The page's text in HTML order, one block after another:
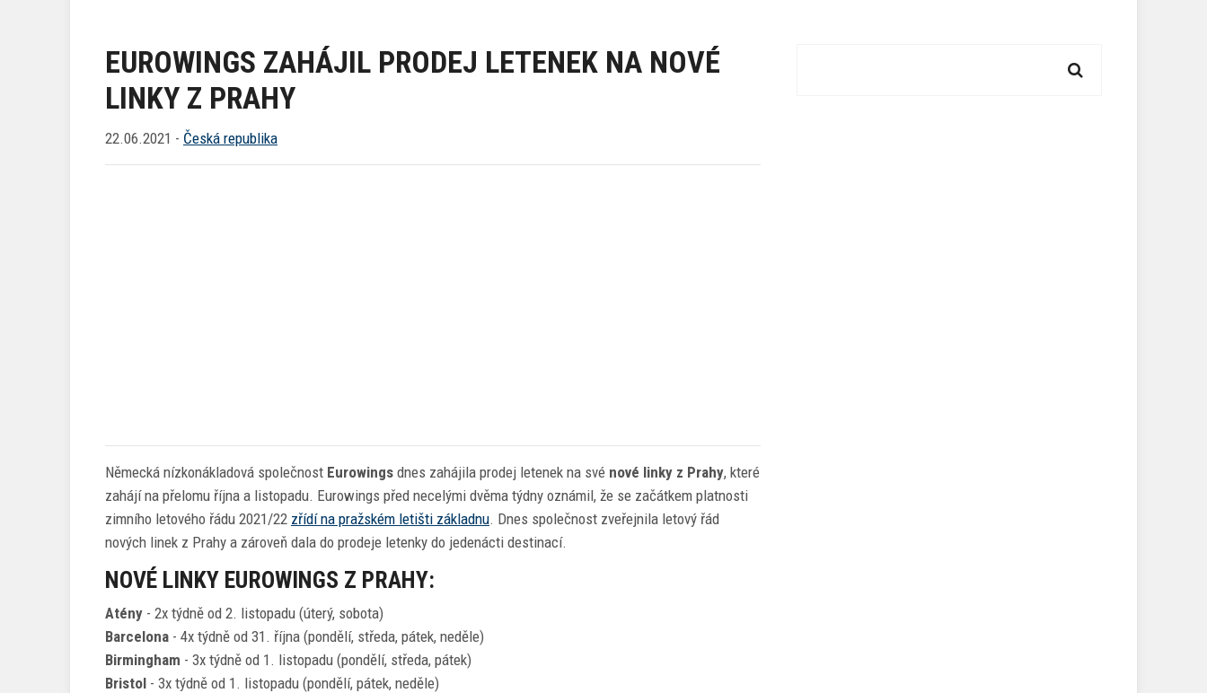
EUROWINGS ZAHÁJIL PRODEJ LETENEK NA NOVÉ
LINKY Z PRAHY
22.06.2021 - Česká republika
Německá nízkonákladová společnost Eurowings dnes zahájila prodej letenek na své nové linky z Prahy, které
zahájí na přelomu října a listopadu. Eurowings před necelými dvěma týdny oznámil, že se začátkem platnosti
zimního letového řádu 2021/22 zřídí na pražském letišti základnu. Dnes společnost zveřejnila letový řád
nových linek z Prahy a zároveň dala do prodeje letenky do jedenácti destinací.
NOVÉ LINKY EUROWINGS Z PRAHY:
Atény - 2x týdně od 2. listopadu (úterý, sobota)
Barcelona - 4x týdně od 31. října (pondělí, středa, pátek, neděle)
Birmingham - 3x týdně od 1. listopadu (pondělí, středa, pátek)
Bristol - 3x týdně od 1. listopadu (pondělí, pátek, neděle)